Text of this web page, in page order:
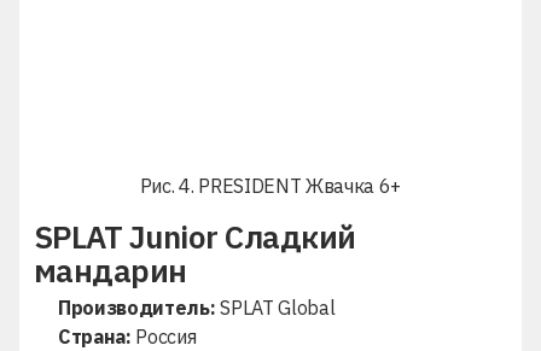
Рис. 4. PRESIDENT Жвачка 6+
SPLAT Junior Сладкий
мандарин
Производитель: SPLAT Global
Страна: Россия